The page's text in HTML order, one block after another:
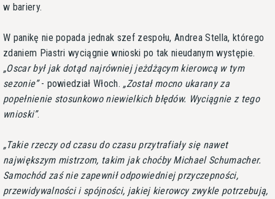
w bariery.
W panikę nie popada jednak szef zespołu, Andrea Stella, którego
zdaniem Piastri wyciągnie wnioski po tak nieudanym występie.
Oscar był jak dotąd najrówniej jeżdżącym kierowcą w tym
sezonie - powiedział Włoch. Został mocno ukarany za
popełnienie stosunkowo niewielkich błędów. Wyciągnie z tego
wnioski .
Takie rzeczy od czasu do czasu przytrafiały się nawet
największym mistrzom, takim jak choćby Michael Schumacher.
Samochód zaś nie zapewnił odpowiedniej przyczepności,
przewidywalności i spójności, jakiej kierowcy zwykle potrzebują,